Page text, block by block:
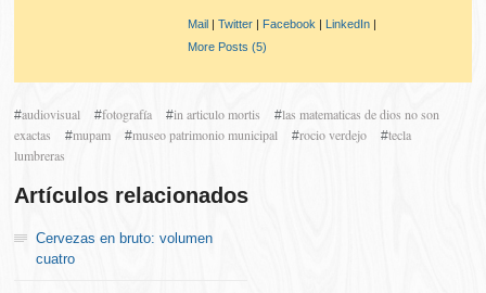
Mail |Twitter Facebook LinkedIn
More Posts (5)
#audiovisual #fotografía #in articulo mortis #las matematicas de dios no son
exactas
#mupam #museo patrimonio municipal #rocio verdejo #tecla
lumbreras
Artículos relacionados
Cervezas en bruto: volumen
cuatro